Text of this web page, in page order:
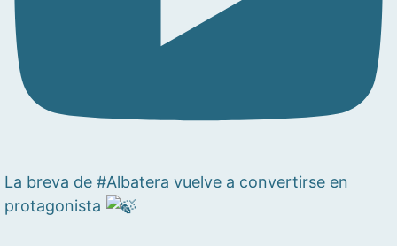
La breva de #Albatera vuelve a convertirse en
protagonista